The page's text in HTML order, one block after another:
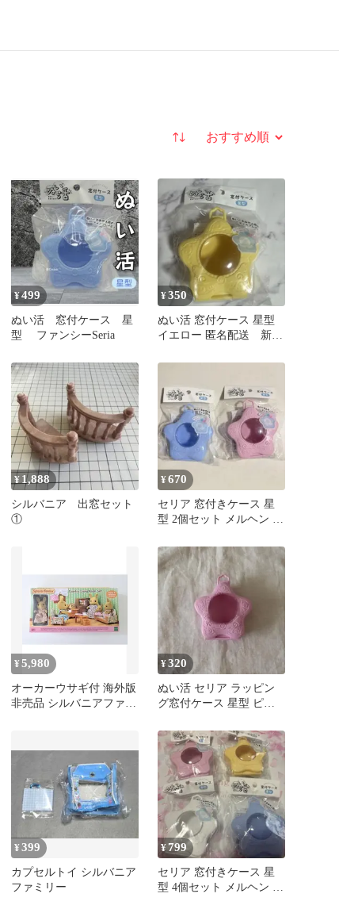
並び替え
¥499
ぬい活 窓付ケース 星
型 ファンシーSeria
¥350
ぬい活 窓付ケース 星型
イエロー 匿名配送 新品
¥ 1,888
シルバニア 出窓セット
①
¥670
セリア 窓付きケース 星
型 2個セット メルヘン ぬ
¥5,980
オーカーウサギ付 海外版
非売品 シルバニアファミ
¥320
ぬい活 セリア ラッピン
グ窓付ケース 星型 ピン
¥399
カプセルトイ シルバニア
ファミリー
¥ 799
セリア 窓付きケース 星
型 4個セット メルヘン ぬ